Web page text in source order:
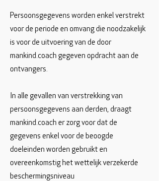
Persoonsgegevens worden enkel verstrekt
voor de periode en omvang die noodzakelijk
is voor de uitvoering van de door
mankind.coach gegeven opdracht aan de
ontvangers.
In alle gevallen van verstrekking van
persoonsgegevens aan derden, draagt
mankind.coach er zorg voor dat de
gegevens enkel voor de beoogde
doeleinden worden gebruikt en
overeenkomstig het wettelijk verzekerde
beschermingsniveau